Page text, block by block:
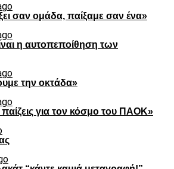
σαν ομάδα, παίξαμε σαν ένα»
η αυτοπεποίθηση των
την οκτάδα»
για τον κόσμο του ΠΑΟΚ»